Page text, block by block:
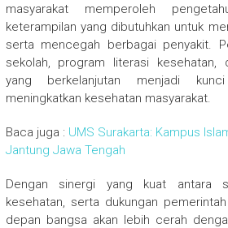
masyarakat memperoleh
keterampilan yang dibutuhkan untuk
serta mencegah berbagai penyakit.
sekolah, program literasi kesehatan,
yang berkelanjutan menjadi
meningkatkan kesehatan masyarakat.
Baca juga : UMS Surakarta: Kampus
Jantung Jawa Tengah
Dengan sinergi yang kuat antara
kesehatan, serta dukungan
depan bangsa akan lebih cerah